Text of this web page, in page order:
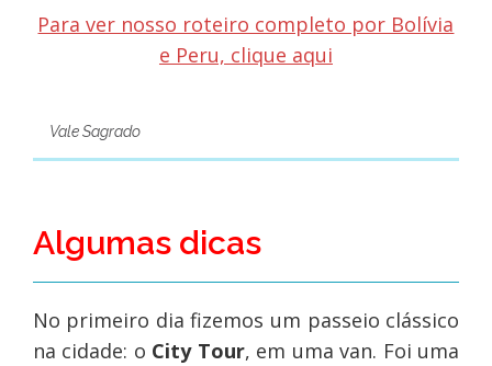
Para ver nosso roteiro completo por Bolívia
e Peru, clique aqui
Vale Sagrado
Algumas dicas
No primeiro dia fizemos um passeio clássico
na cidade: o City Tour, em uma van. Foi uma